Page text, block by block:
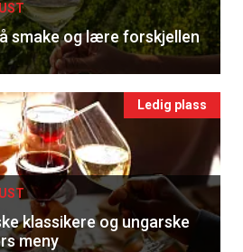
deg
smake og lære forskjellen
Ledig plass
klassikere og ungarske
meny